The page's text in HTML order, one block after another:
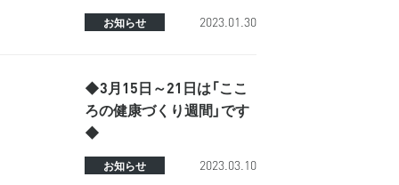
お知らせ 2023.01.30
◆3月15日～21日は「ここ
ろの健康づくり週間」です
◆
お知らせ 2023.03.10